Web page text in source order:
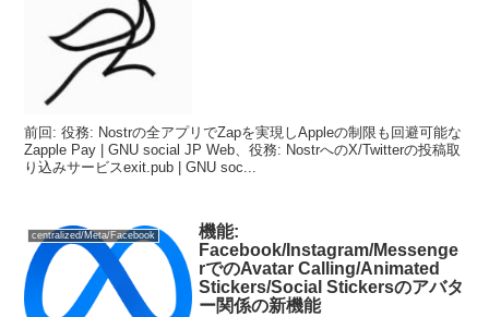
前回: 役務: Nostrの全アプリでZapを実現しAppleの制限も回避可能な
Zapple Pay | GNU social JP Web、役務: NostrへのX/Twitterの投稿取
り込みサービスexit.pub | GNU soc...
centralized/Meta/Facebook
機能:
Facebook/Instagram/Messenge
rでのAvatar Calling/Animated
Stickers/Social Stickersのアバタ
ー関係の新機能